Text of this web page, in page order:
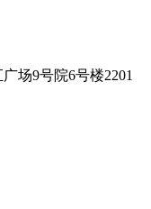
场9号院6号楼2201